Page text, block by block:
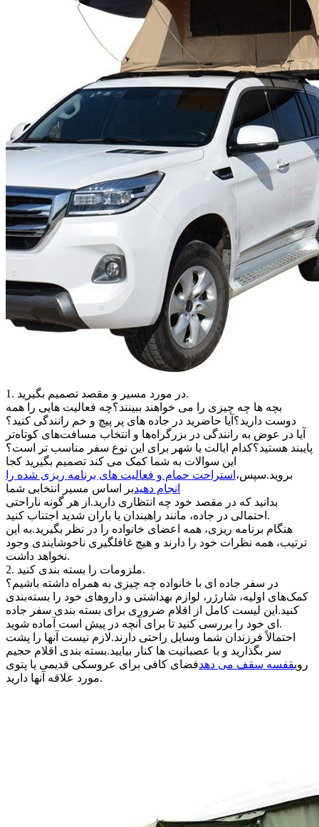
1. در مورد مسیر و مقصد تصمیم بگیرید.
بچه ها چه چیزی را می خواهند ببینند؟چه فعالیت هایی را همه
دوست دارید؟آیا حاضرید در جاده های پر پیچ و خم رانندگی کنید؟
آیا در عوض به رانندگی در بزرگراه‌ها و انتخاب مسافت‌های کوتاه‌تر
پایبند هستید؟کدام ایالت یا شهر برای این نوع سفر مناسب تر است؟
این سوالات به شما کمک می کند تصمیم بگیرید کجا
بروید.سپس، استراحت حمام و فعالیت های برنامه ریزی شده را
انجام دهیدبر اساس مسیر انتخابی شما
بدانید که در مقصد خود چه انتظاری دارید.از هر گونه ناراحتی
احتمالی در جاده، مانند راهبندان یا باران شدید اجتناب کنید.
هنگام برنامه ریزی، همه اعضای خانواده را در نظر بگیرید.به این
ترتیب، همه نظرات خود را دارند و هیچ غافلگیری ناخوشایندی وجود
نخواهد داشت.
2. ملزومات را بسته بندی کنید.
در سفر جاده ای با خانواده چه چیزی به همراه داشته باشیم؟
کمک‌های اولیه، شارژر، لوازم بهداشتی و داروهای خود را بسته‌بندی
کنید.این لیست کامل از اقلام ضروری برای بسته بندی سفر جاده
ای خود را بررسی کنید تا برای آنچه در پیش است آماده شوید.
احتمالاً فرزندان شما وسایل راحتی دارند.لازم نیست آنها را پشت
سر بگذارید و با عصبانیت ها کنار بیایید.بسته بندی اقلام حجیم
رویقفسه سقف می دهدفضای کافی برای عروسکی قدیمی یا پتوی
مورد علاقه آنها دارید.